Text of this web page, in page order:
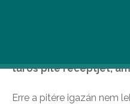
túrós pite receptjét,
Erre a pitére igazán nem